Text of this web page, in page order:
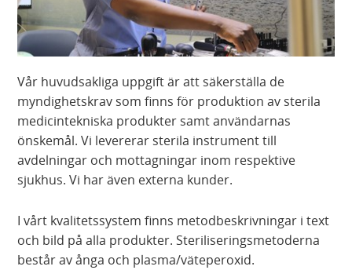
Vår huvudsakliga uppgift är att säkerställa de
myndighetskrav som finns för produktion av sterila
medicintekniska produkter samt användarnas
önskemål. Vi levererar sterila instrument till
avdelningar och mottagningar inom respektive
sjukhus. Vi har även externa kunder.
I vårt kvalitetssystem finns metodbeskrivningar i text
och bild på alla produkter. Steriliseringsmetoderna
består av ånga och plasma/väteperoxid.